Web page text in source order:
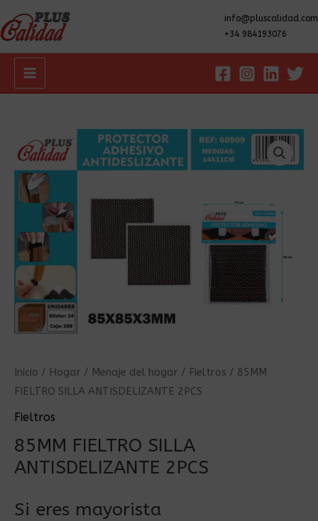
info@pluscalidad.com
+34 984193076
Main
Inicio / Hogar / Menaje del hogar / Fieltros / 85MM
FIELTRO SILLA ANTISDELIZANTE 2PCS
Fieltros
85MM FIELTRO SILLA
ANTISDELIZANTE 2PCS
Si eres mayorista